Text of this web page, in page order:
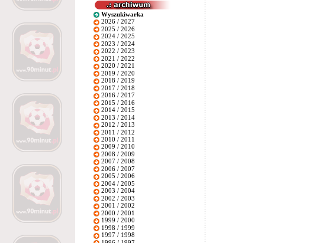
Wyszukiwarka
2026 / 2027
2025 / 2026
2024 / 2025
2023 / 2024
2022 / 2023
2021 / 2022
2020 / 2021
2019 / 2020
2018 / 2019
2017 / 2018
2016 / 2017
2015 / 2016
2014 / 2015
2013 / 2014
2012 / 2013
2011 / 2012
2010 / 2011
2009 / 2010
2008 / 2009
2007 / 2008
2006 / 2007
2005 / 2006
2004 / 2005
2003 / 2004
2002 / 2003
2001 / 2002
2000 / 2001
1999 / 2000
1998 / 1999
1997 / 1998